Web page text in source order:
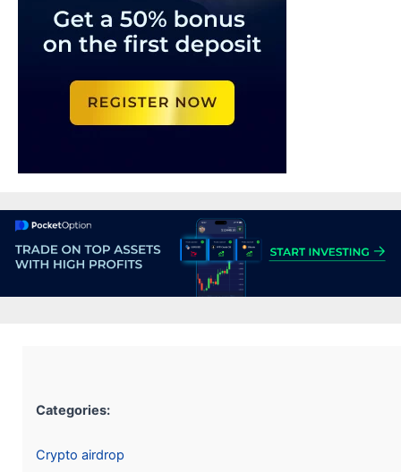
Categories:
Crypto airdrop